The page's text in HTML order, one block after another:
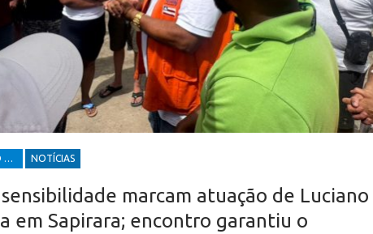
DESENVOLVIMENTO ECONÔMICO E SOCIAL NOTÍCIAS
marcam atuação de
em Sapirara; encontro garantiu o